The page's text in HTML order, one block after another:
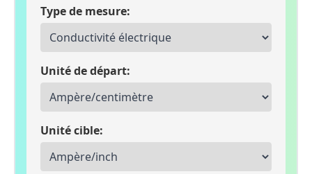
Type de mesure:
Unité de départ:
Unité cible: